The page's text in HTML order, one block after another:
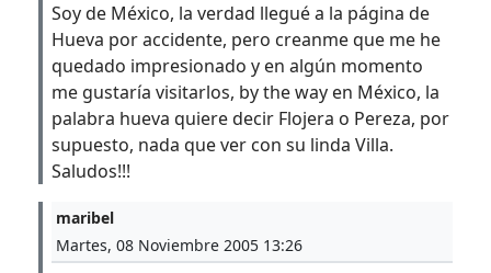
Soy de México, la verdad llegué a la página de
Hueva por accidente, pero creanme que me he
quedado impresionado y en algún momento
me gustaría visitarlos, by the way en México, la
palabra hueva quiere decir Flojera o Pereza, por
supuesto, nada que ver con su linda Villa.
Saludos!!!
maribel
Martes, 08 Noviembre 2005 13:26